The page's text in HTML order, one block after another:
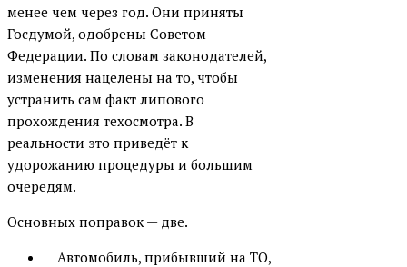
менее чем через год. Они приняты
Госдумой, одобрены Советом
Федерации. По словам законодателей,
изменения нацелены на то, чтобы
устранить сам факт липового
прохождения техосмотра. В
реальности это приведёт к
удорожанию процедуры и большим
очередям.
Основных поправок — две.
Автомобиль, прибывший на ТО,